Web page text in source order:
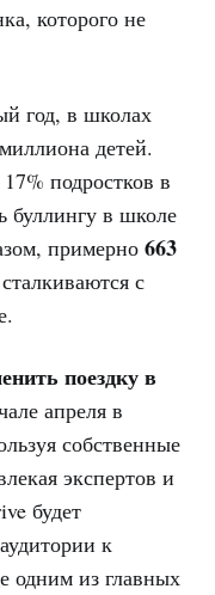
которого не
год, в школах
детей.
подростков в
буллингу в школе
примерно 663
сталкиваются с
поездку в
апреля в
собственные
экспертов и
будет
к
одним из главных